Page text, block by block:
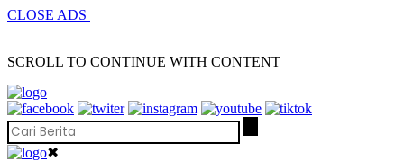
CLOSE ADS
SCROLL TO CONTINUE WITH CONTENT
✖